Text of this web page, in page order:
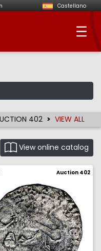
Castellano
-
402 VIEW ALL
View online catalog
Auction 402